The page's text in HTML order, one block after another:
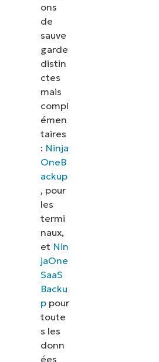
ons
de
sauve
garde
distin
ctes
mais
compl
émen
taires
: Ninja
OneB
ackup
, pour
les
termi
naux,
et Nin
jaOne
SaaS
Backu
p pour
toute
s les
donn
ées
Voir NinjaOne
Parcourez nos
découvrir comment NinjaOne